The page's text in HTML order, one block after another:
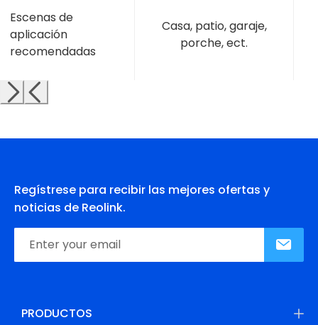
Escenas de
aplicación
recomendadas
Casa, patio, garaje,
porche, ect.
Regístrese para recibir las mejores ofertas y
noticias de Reolink.
PRODUCTOS